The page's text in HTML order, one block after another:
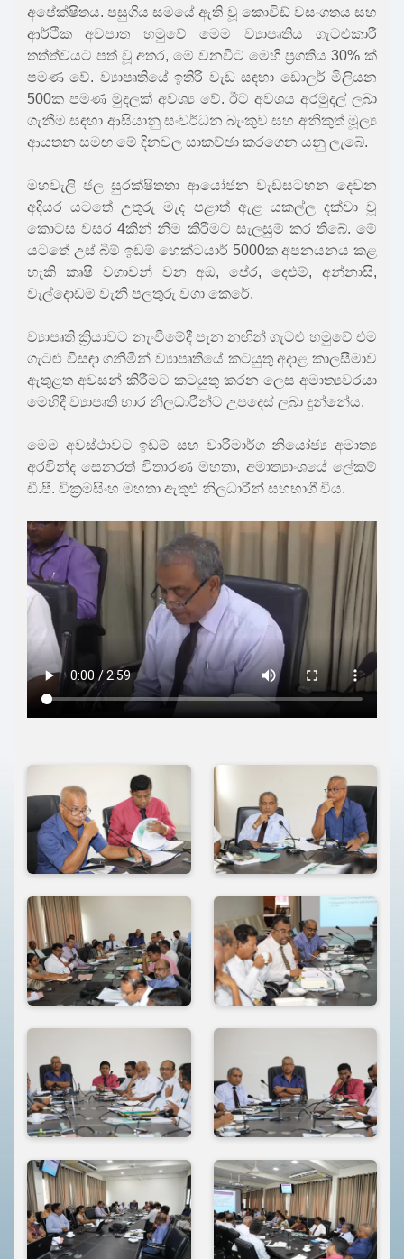
අපේක්ෂිතය. පසුගිය සමයේ ඇති වූ කොවිඩ් වසංගතය සහ
ආර්ථික අවපාත හමුවේ මෙම ව්‍යාපෘතිය ගැටළුකාරී
තත්ත්වයට පත් වූ අතර, මේ වනවිට මෙහි ප්‍රගතිය 30% ක්
පමණ වේ. ව්‍යාපෘතියේ ඉතිරි වැඩ සඳහා ඩොලර් මිලියන
500ක පමණ මුදලක් අවශ්‍ය වේ. ඊට අවශය අරමුදල් ලබා
ගැනීම සඳහා ආසියානු සංවර්ධන බැංකුව සහ අනිකුත් මූල්‍ය
ආයතන සමඟ මේ දිනවල සාකච්ඡා කරගෙන යනු ලැබේ.
මහවැලි ජල සුරක්ෂිතතා ආයෝජන වැඩසටහන දෙවන
අදියර යටතේ උතුරු මැද පළාත් ඇළ යකල්ල දක්වා වූ
කොටස වසර 4කින් නිම කිරීමට සැලසුම් කර තිබේ. මේ
යටතේ උස් බිම් ඉඩම් හෙක්ටයාර් 5000ක අපනයනය කළ
හැකි කෘෂි වගාවන් වන අඔ, පේර, දෙළුම්, අන්නාසි,
වැල්දොඩම් වැනි පලතුරු වගා කෙරේ.
ව්‍යාපෘති ක්‍රියාවට නැංවීමේදී පැන නඟින් ගැටළු හමුවේ එම
ගැටළු විසඳා ගනිමින් ව්‍යාපෘතියේ කටයුතු අදාළ කාලසීමාව
ඇතුළත අවසන් කිරීමට කටයුතු කරන ලෙස අමාත්‍යවරයා
මෙහිදී ව්‍යාපෘති භාර නිලධාරීන්ට උපදෙස් ලබා දුන්නේය.
මෙම අවස්ථාවට ඉඩම් සහ වාරිමාර්ග නියෝජ්‍ය අමාත්‍ය
අරවින්ද සෙනරත් විතාරණ මහතා, අමාත්‍යාංශයේ ලේකම්
ඩී.පී. වික්‍රමසිංහ මහතා ඇතුළු නිලධාරීන් සහභාගී විය.